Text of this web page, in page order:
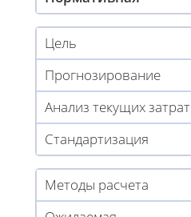
Цель
Прогнозирование
Анализ текущих затрат
Стандартизация
Методы расчета